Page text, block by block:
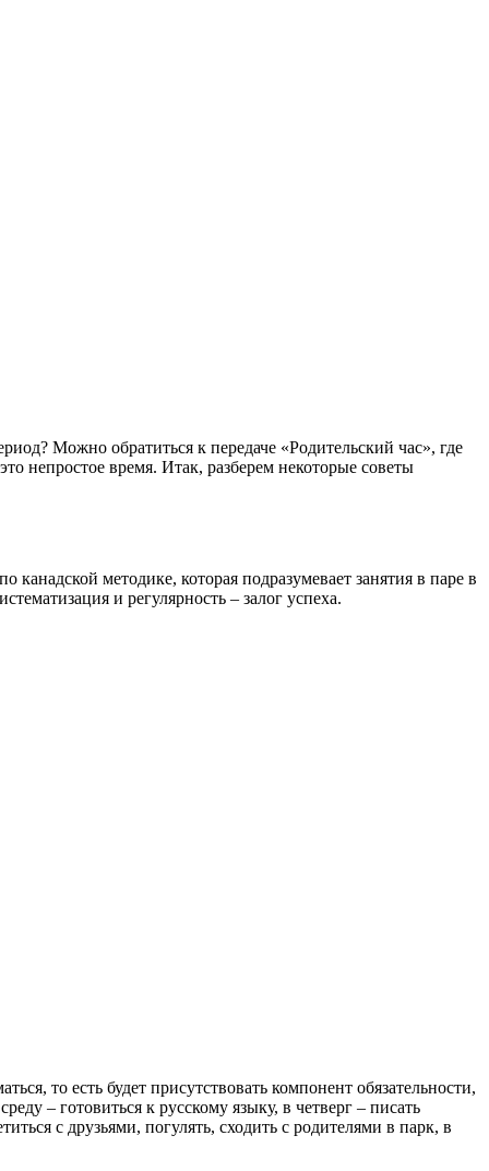
Можно обратиться к передаче «Родительский час», где
непростое время. Итак, разберем некоторые советы
по канадской методике, которая подразумевает занятия в паре в
и регулярность – залог успеха.
то есть будет присутствовать компонент обязательности,
– готовиться к русскому языку, в четверг – писать
с друзьями, погулять, сходить с родителями в парк, в